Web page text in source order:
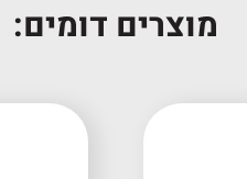
מוצרים דומים: